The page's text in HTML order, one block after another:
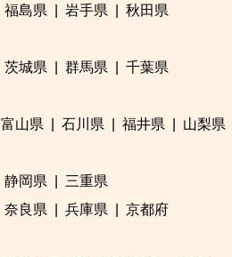
福島県 岩手県
秋田県
茨城県 群馬県
千葉県
富山県 石川県 福井県
山梨県
静岡県
三重県
奈良県 兵庫県
京都府